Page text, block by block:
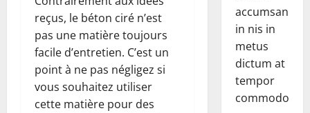
reçus, le béton ciré n’est
pas une matière toujours
facile d’entretien. C’est un
point à ne pas négligez si
vous souhaitez utiliser
cette matière pour des
accumsan
in nis in
metus
dictum at
tempor
commodo.